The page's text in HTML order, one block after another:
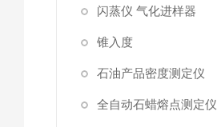
闪蒸仪 气化进样器
锥入度
石油产品密度测定仪
全自动石蜡熔点测定仪